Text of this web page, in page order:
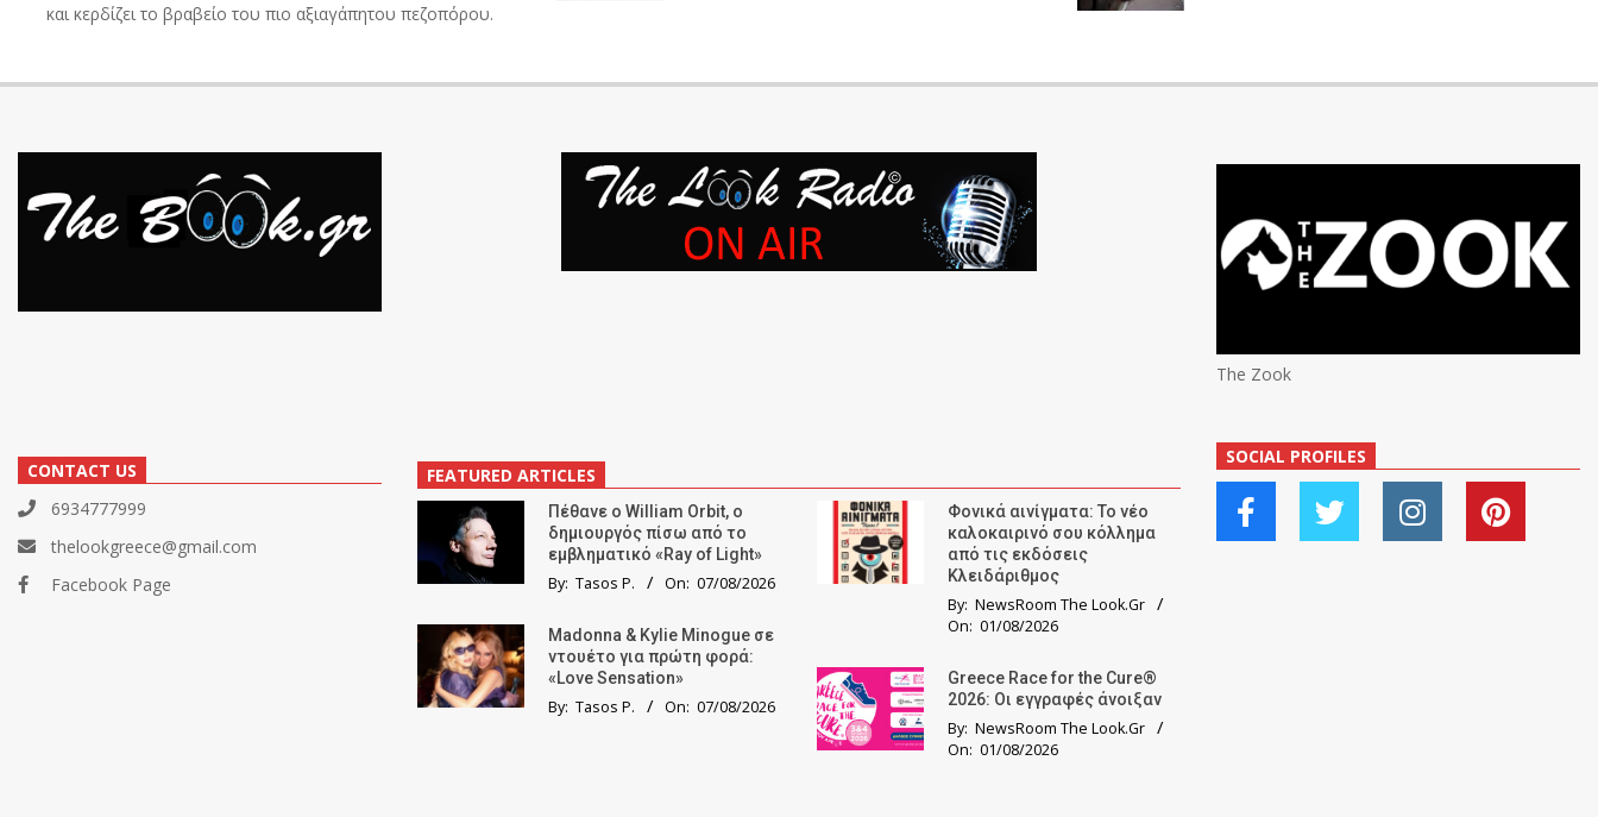
και κερδίζει το βραβείο του πιο αξιαγάπητου πεζοπόρου.
CONTACT US
6934777999
thelookgreece@gmail.com
Facebook Page
FEATURED ARTICLES
Πέθανε ο William Orbit, ο
δημιουργός πίσω από το
εμβληματικό «Ray of Light»
By: Tasos P. On: 07/08/2026
Madonna & Kylie Minogue σε
ντουέτο για πρώτη φορά:
«Love Sensation»
By: Tasos P. On: 07/08/2026
Φονικά αινίγματα: Το νέο
καλοκαιρινό σου κόλλημα
από τις εκδόσεις
Κλειδάριθμος
By: NewsRoom The Look.Gr
On: 01/08/2026
Greece Race for the Cure®
2026: Οι εγγραφές άνοιξαν
By: NewsRoom The Look.Gr
On: 01/08/2026
The Zook
SOCIAL PROFILES